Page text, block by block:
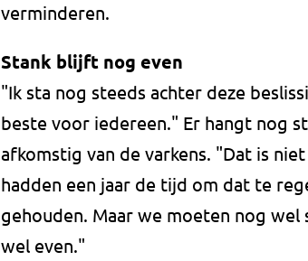
verminderen.
Stank blijft nog even
"Ik sta nog steeds achter deze
beste voor iedereen." Er hangt nog
afkomstig van de varkens. "Dat is
hadden een jaar de tijd om dat te
gehouden. Maar we moeten nog
wel even."